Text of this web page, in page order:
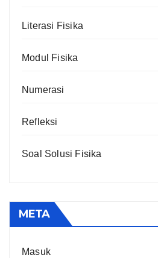
Literasi Fisika
Modul Fisika
Numerasi
Refleksi
Soal Solusi Fisika
META
Masuk